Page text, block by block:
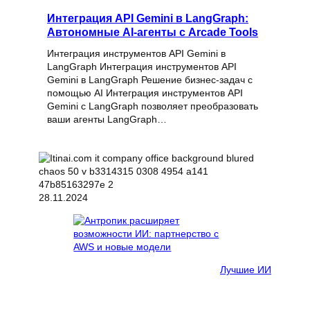
Интеграция API Gemini в LangGraph:
Автономные AI-агенты с Arcade Tools
Интеграция инструментов API Gemini в
LangGraph Интеграция инструментов API
Gemini в LangGraph Решение бизнес-задач с
помощью AI Интеграция инструментов API
Gemini с LangGraph позволяет преобразовать
ваши агенты LangGraph…
28.11.2024
Лучшие ИИ